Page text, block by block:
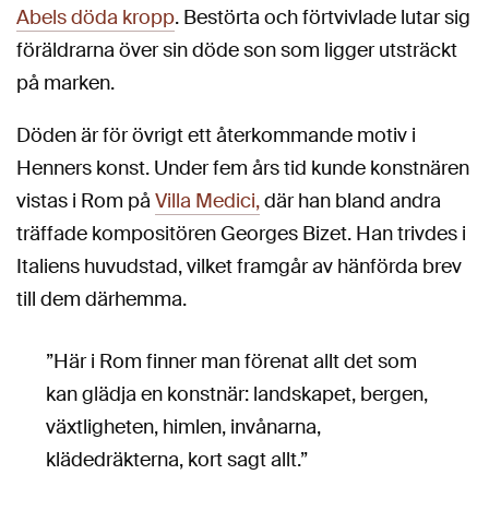
Abels döda kropp. Bestörta och förtvivlade lutar sig
föräldrarna över sin döde son som ligger utsträckt
på marken.
Döden är för övrigt ett återkommande motiv i
Henners konst. Under fem års tid kunde konstnären
vistas i Rom på Villa Medici,där han bland andra
träffade kompositören Georges Bizet. Han trivdes i
Italiens huvudstad, vilket framgår av hänförda brev
till dem därhemma.
”Här i Rom finner man förenat allt det som
kan glädja en konstnär: landskapet, bergen,
växtligheten, himlen, invånarna,
klädedräkterna, kort sagt allt.”